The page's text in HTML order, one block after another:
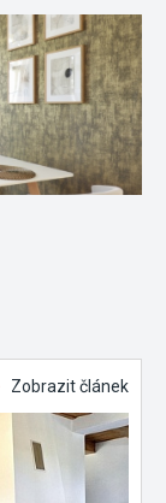
Zobrazit článek